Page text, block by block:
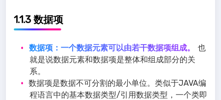
1.1.3 数据项
数据项：一个数据元素可以由若干数据项组成。
也
就是说数据元素和数据项是整体和组成部分的关
系。
数据项是数据不可分割的最小单位。类似于JAVA编
程语言中的基本数据类型/引用数据类型，一个类即